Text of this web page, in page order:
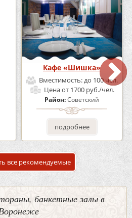
Кафе «Шишка»
Вместимость:до 100 чел.
Ценаот 1700 руб./чел.
Район:Советский
подробнее
все рекомендуемые
банкетные залы в